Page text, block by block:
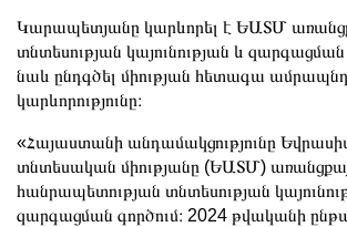
Կարապետյանը կարևորել է ԵԱՏՄ
տնտեսության կայունության և զարգացման
նաև ընդգծել միության հետագա
կարևորությունը։
«Հայաստանի անդամակցությունը
տնտեսական միությանը (ԵԱՏՄ)
հանրապետության տնտեսության
զարգացման գործում։ 2024 թվականի